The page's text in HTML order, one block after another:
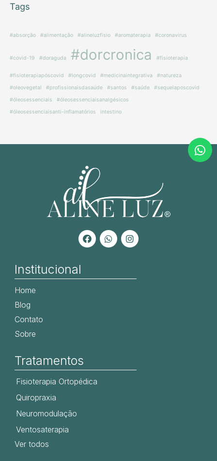
Tags
#absorção #alimentação #alineluzfisio #aromaterapia #coronavirus
#covid-19 #doraguda #dorcronica #fisioterapia
#fisioterapiapóscovid #longcovid #medicinaintegrativa
#natureza
#oleovegetal
#profissionaisdasaúde #santos #saúde
#sequelaposcovid
#óleosessenciais
#óleosessenciaisanalgésicos
#óleosessenciaisanti-inflamatórios
intestino
Institucional
Home
Blog
Contato
Sobre
Tratamentos
Fisioterapia Ortopédica
Quiropraxia
Neuromodulação
Ventosaterapia
Ver todos